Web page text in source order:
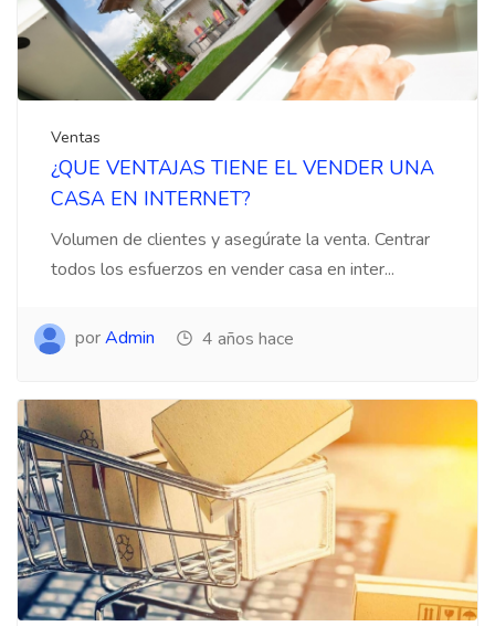
Ventas
¿QUE VENTAJAS TIENE EL VENDER UNA
CASA EN INTERNET?
Volumen de clientes y asegúrate la venta. Centrar
todos los esfuerzos en vender casa en inter...
porAdmin 4 años hace